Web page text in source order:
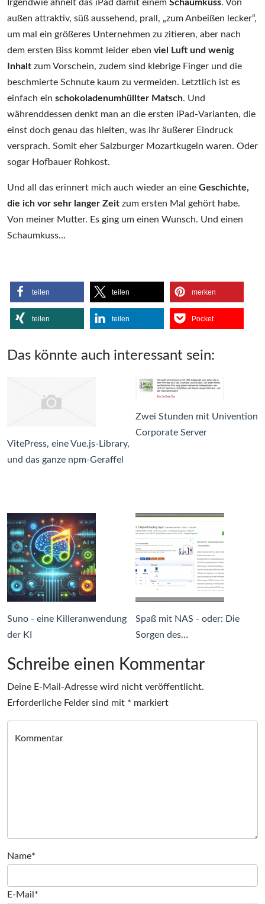
Irgendwie ähnelt das iPad damit einem Schaumkuss. Von
außen attraktiv, süß aussehend, prall, „zum Anbeißen lecker“,
um mal ein größeres Unternehmen zu zitieren, aber nach
dem ersten Biss kommt leider eben viel Luft und wenig
Inhalt zum Vorschein, zudem sind klebrige Finger und die
beschmierte Schnute kaum zu vermeiden. Letztlich ist es
einfach ein schokoladenumhüllter Matsch. Und
währenddessen denkt man an die ersten iPad-Varianten, die
einst doch genau das hielten, was ihr äußerer Eindruck
versprach. Somit eher Salzburger Mozartkugeln waren. Oder
sogar Hofbauer Rohkost.
Und all das erinnert mich auch wieder an eine Geschichte,
die ich vor sehr langer Zeit zum ersten Mal gehört habe.
Von meiner Mutter. Es ging um einen Wunsch. Und einen
Schaumkuss…
teilen teilen merken
teilen teilen Pocket
Das könnte auch interessant sein:
VitePress, eine Vue.js-Library,
und das ganze npm-Geraffel
Zwei Stunden mit Univention
Corporate Server
Suno - eine Killeranwendung
der KI
Spaß mit NAS - oder: Die
Sorgen des…
Schreibe einen Kommentar
Deine E-Mail-Adresse wird nicht veröffentlicht.
Erforderliche Felder sind mit * markiert
Kommentar
Name*
E-Mail*